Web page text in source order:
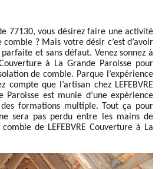
77130, vous désirez faire une activité
? Mais votre désir c’est d’avoir
et sans défaut. Venez sonnez à
à La Grande Paroisse pour
de comble. Parque l’expérience
que l’artisan chez LEFEBVRE
Paroisse est munie d’une expérience
formations multiple. Tout ça pour
sera pas perdu entre les mains de
de LEFEBVRE Couverture à La